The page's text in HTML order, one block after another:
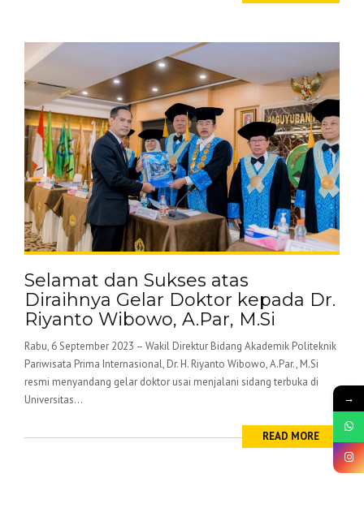
Selamat dan Sukses atas
Diraihnya Gelar Doktor kepada Dr.
Riyanto Wibowo, A.Par, M.Si
Rabu, 6 September 2023 – Wakil Direktur Bidang Akademik Politeknik
Pariwisata Prima Internasional, Dr. H. Riyanto Wibowo, A.Par., M.Si
resmi menyandang gelar doktor usai menjalani sidang terbuka di
Universitas...
READ MORE
→